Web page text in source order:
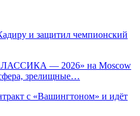
и защитил чемпионский
— 2026» на Moscow
зрелищные…
с «Вашингтоном» и идёт